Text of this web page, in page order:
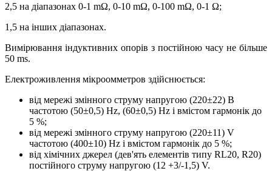
2,5 на діапазонах 0-1 mΩ, 0-10 mΩ, 0-100 mΩ, 0-1 Ω;
1,5 на інших діапазонах.
Вимірювання індуктивних опорів з постійною часу не більше
50 ms.
Електроживлення мікроомметров здійснюється:
від мережі змінного струму напругою (220±22) В
частотою (50±0,5) Hz, (60±0,5) Hz і вмістом гармонік до
5 %;
від мережі змінного струму напругою (220±11) V
частотою (400±10) Hz і вмістом гармонік до 5 %;
від хімічних джерел (дев'ять елементів типу RL20, R20)
постійного струму напругою (12 +3/-1,5) V.